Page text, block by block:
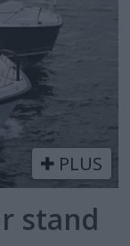
PLUS
stand